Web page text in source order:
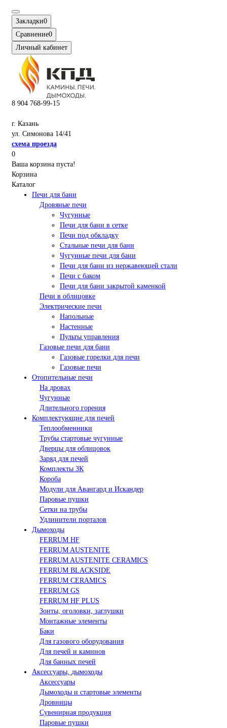
Закладки0
Сравнение0
Личный кабинет
8 904 768-99-15
г. Казань
ул. Симонова 14/41
схема проезда
0
Ваша корзина пуста!
Корзина
Каталог
Печи для бани
Дровяные печи
Чугунные
Печи для бани в сетке
Печи под обкладку
Стальные печи для бани
Чугунные печи для бани
Печи для бани из нержавеющей стали
Печи с баком
Печи для бани закрытой каменкой
Печи в облицовке
Электрические печи
Напольные
Настенные
Пульты управления
Газовые печи для бани
Газовые горелки для печи
Газовые печи
Отопительные печи
На дровах
Чугунные
Длительного горения
Комплектующие для печей
Теплообменники
Трубы стартовые чугунные
Дверцы для облицовок
Заряд для печей
Комплекты ЗК
Короба
Модули для Авангард и Искандер
Паровые пушки
Сетки на трубы
Удлинители порталов
Дымоходы
FERRUM HF
FERRUM AUSTENITE
FERRUM AUSTENITE CERAMICS
FERRUM BLACKSIDE
FERRUM CERAMICS
FERRUM GS
FERRUM HF PLUS
Зонты, оголовки, заглушки
Монтажные элементы
Баки
Для газового оборудования
Для печей и каминов
Для банных печей
Аксессуары, дымоходы
Аксессуары
Дымоходы и стартовые элементы
Дровницы
Сувенирная продукция
Паровые пушки